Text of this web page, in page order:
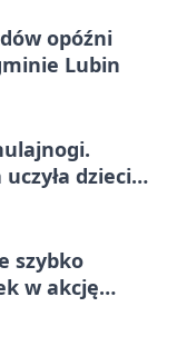
opóźni
Lubin
dzieci
szybko
w akcję